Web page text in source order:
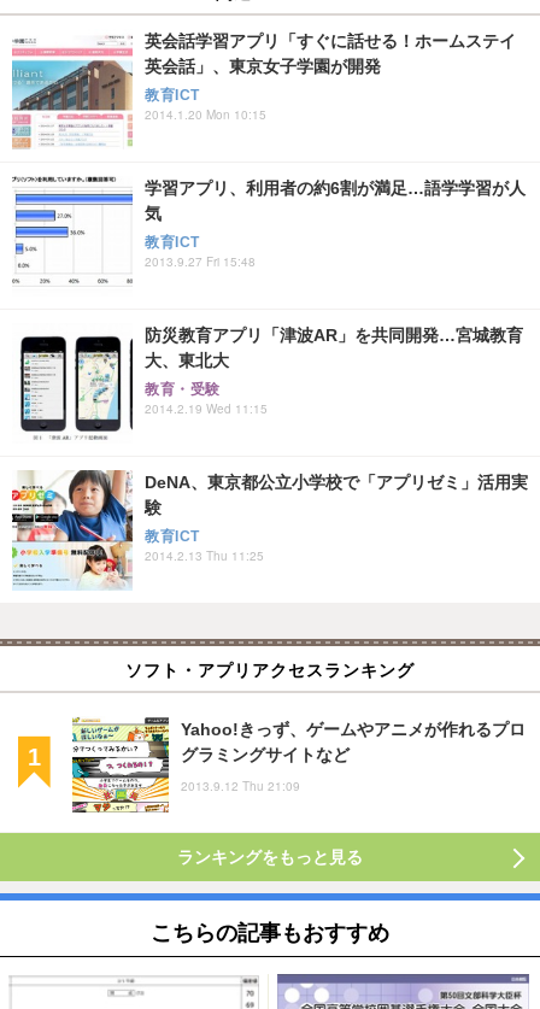
英会話学習アプリ「すぐに話せる！ホームステイ
英会話」、東京女子学園が開発
教育ICT
2014.1.20 Mon 10:15
学習アプリ、利用者の約6割が満足…語学学習が人
気
教育ICT
2013.9.27 Fri 15:48
防災教育アプリ「津波AR」を共同開発…宮城教育
大、東北大
教育・受験
2014.2.19 Wed 11:15
DeNA、東京都公立小学校で「アプリゼミ」活用実
験
教育ICT
2014.2.13 Thu 11:25
ソフト・アプリアクセスランキング
Yahoo!きっず、ゲームやアニメが作れるプロ
グラミングサイトなど
2013.9.12 Thu 21:09
ランキングをもっと見る
こちらの記事もおすすめ